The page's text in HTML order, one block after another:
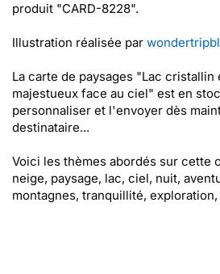
produit "CARD-8228".
Illustration réalisée par
La carte de paysages "Lac cristallin
majestueux face au ciel" est en
personnaliser et l'envoyer dès
destinataire...
Voici les thèmes abordés sur cette
neige, paysage, lac, ciel, nuit,
montagnes, tranquillité,